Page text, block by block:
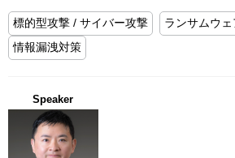
標的型攻撃 / サイバー攻撃
ランサムウ
情報漏洩対策
Speaker